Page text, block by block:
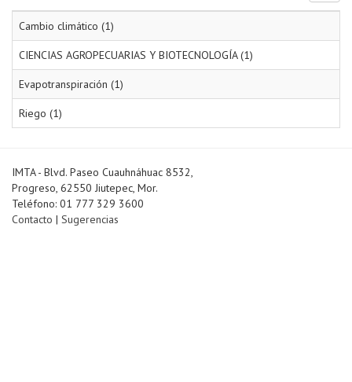
Cambio climático (1)
CIENCIAS AGROPECUARIAS Y BIOTECNOLOGÍA (1)
Evapotranspiración (1)
Riego (1)
IMTA - Blvd. Paseo Cuauhnáhuac 8532,
Progreso, 62550 Jiutepec, Mor.
Teléfono: 01 777 329 3600
Contacto | Sugerencias